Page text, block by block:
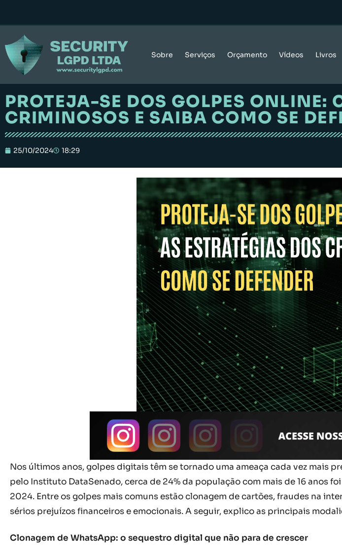
Sobre Serviços Orçamento Vídeos Livros
PROTEJA-SE DOS GOLPES ONLINE:
CRIMINOSOS E SAIBA COMO SE
25/10/2024 18:29
Nos últimos anos, golpes digitais têm se tornado uma ameaça cada vez mais
pelo Instituto DataSenado, cerca de 24% da população com mais de 16 anos
2024. Entre os golpes mais comuns estão clonagem de cartões, fraudes na
sérios prejuízos financeiros e emocionais. A seguir, explico as principais
Clonagem de WhatsApp: o sequestro digital que não para de crescer